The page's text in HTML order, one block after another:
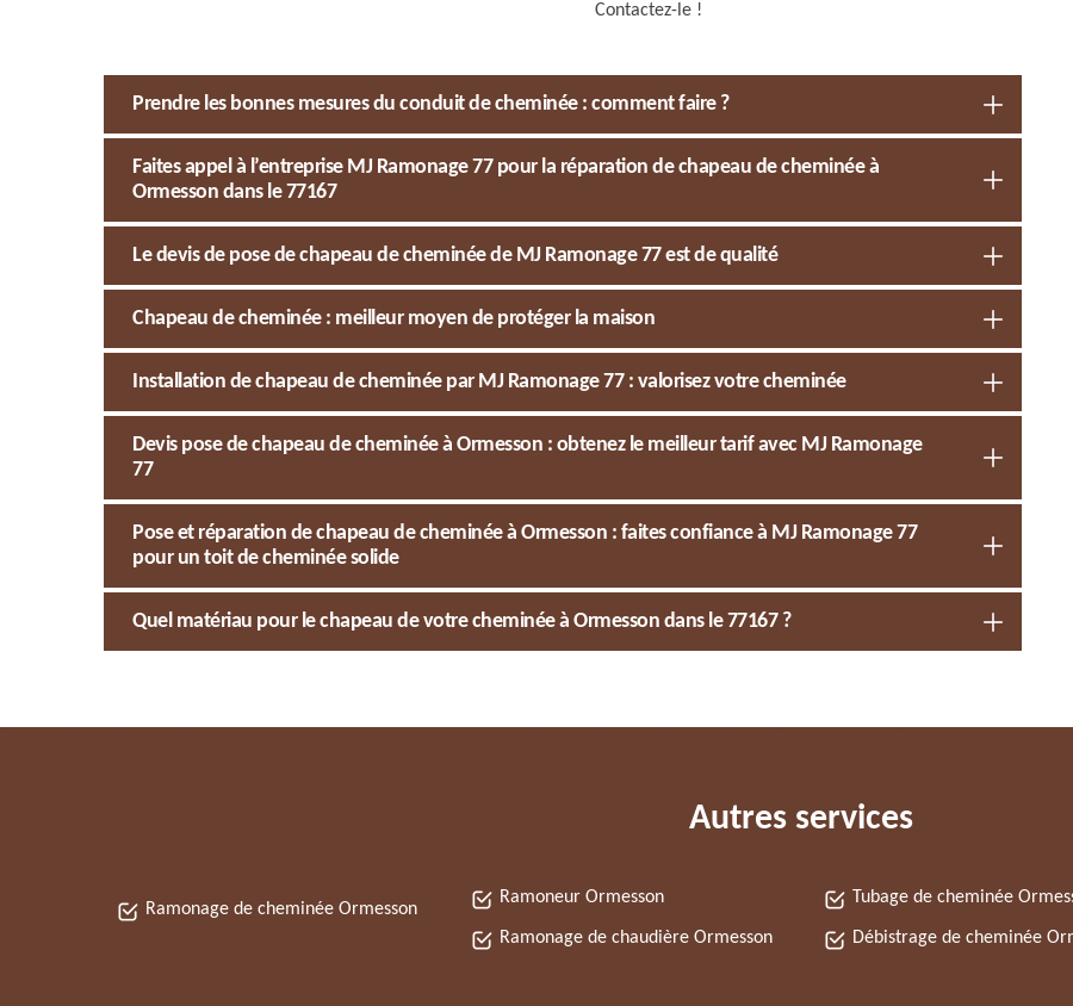
Contactez-le !
Prendre les bonnes mesures du conduit de cheminée : comment faire ?
Faites appel à l’entreprise MJ Ramonage 77 pour la réparation de chapeau de cheminée à
Ormesson dans le 77167
Le devis de pose de chapeau de cheminée de MJ Ramonage 77 est de qualité
Chapeau de cheminée : meilleur moyen de protéger la maison
Installation de chapeau de cheminée par MJ Ramonage 77 : valorisez votre cheminée
Devis pose de chapeau de cheminée à Ormesson : obtenez le meilleur tarif avec MJ Ramonage
77
Pose et réparation de chapeau de cheminée à Ormesson : faites confiance à MJ Ramonage 77
pour un toit de cheminée solide
Quel matériau pour le chapeau de votre cheminée à Ormesson dans le 77167 ?
Autres services
Ramonage de cheminée Ormesson
Ramoneur Ormesson
Ramonage de chaudière Ormesson
Tubage de cheminée
Débistrage de cheminée